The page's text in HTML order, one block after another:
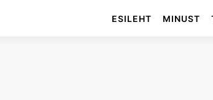
ESILEHT MINUST